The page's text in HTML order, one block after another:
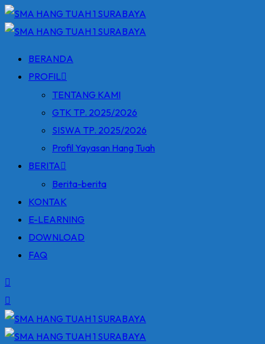
Skip
to
BERANDA
PROFIL
TENTANG KAMI
GTK TP. 2025/2026
SISWA TP. 2025/2026
Profil Yayasan Hang Tuah
BERITA
Berita-berita
KONTAK
E-LEARNING
DOWNLOAD
FAQ